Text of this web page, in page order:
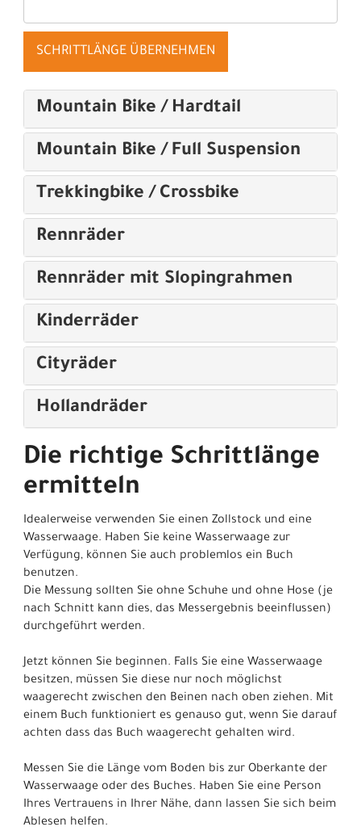
SCHRITTLÄNGE ÜBERNEHMEN
Mountain Bike / Hardtail
Mountain Bike / Full Suspension
Trekkingbike / Crossbike
Rennräder
Rennräder mit Slopingrahmen
Kinderräder
Cityräder
Hollandräder
Die richtige Schrittlänge
ermitteln
Idealerweise verwenden Sie einen Zollstock und eine
Wasserwaage. Haben Sie keine Wasserwaage zur
Verfügung, können Sie auch problemlos ein Buch
benutzen.
Die Messung sollten Sie ohne Schuhe und ohne Hose (je
nach Schnitt kann dies, das Messergebnis beeinflussen)
durchgeführt werden.
Jetzt können Sie beginnen. Falls Sie eine Wasserwaage
besitzen, müssen Sie diese nur noch möglichst
waagerecht zwischen den Beinen nach oben ziehen. Mit
einem Buch funktioniert es genauso gut, wenn Sie darauf
achten dass das Buch waagerecht gehalten wird.
Messen Sie die Länge vom Boden bis zur Oberkante der
Wasserwaage oder des Buches. Haben Sie eine Person
Ihres Vertrauens in Ihrer Nähe, dann lassen Sie sich beim
Ablesen helfen.